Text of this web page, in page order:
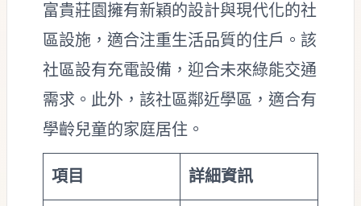
富貴莊園擁有新穎的設計與現代化的社
區設施，適合注重生活品質的住戶。該
社區設有充電設備，迎合未來綠能交通
需求。此外，該社區鄰近學區，適合有
學齡兒童的家庭居住。
項目 詳細資訊